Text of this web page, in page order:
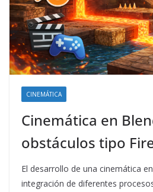
CINEMÁTICA
Cinemática en
obstáculos tipo
El desarrollo de una cinemática
integración de diferentes